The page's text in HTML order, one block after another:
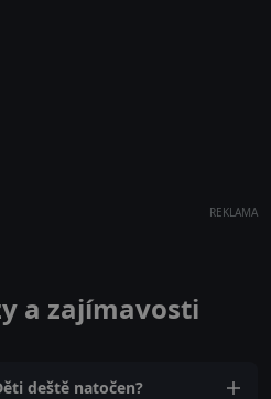
REKLAMA
a zajímavosti
deště natočen?